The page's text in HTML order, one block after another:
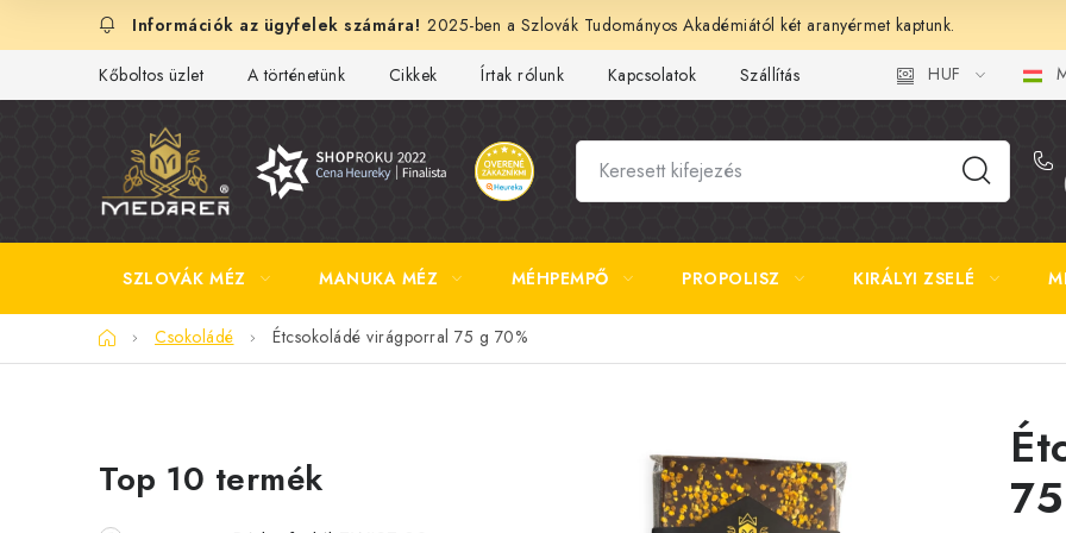
tartalomhoz
2025-ben a Szlovák Tudományos Akadémiától két aranyérmet kaptunk.
Kőboltos üzlet A történetünk Cikkek Írtak rólunk Kapcsolatok Szállítás és fizetés Gyakori kérdések
HUF
SZLOVÁK MÉZ MANUKA MÉZ MÉHPEMPŐ PROPOLISZ KIRÁLYI ZSELÉ
KezdőlapCsokoládé Étcsokoládé virágporral 75 g 70%
l
Top 10 termék